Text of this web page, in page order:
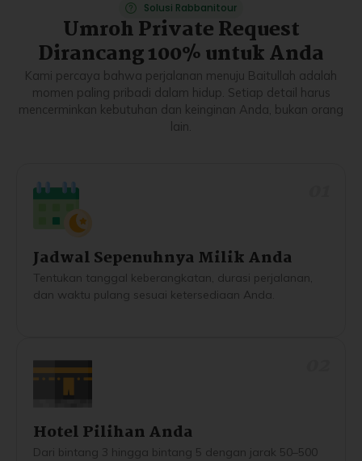
Solusi Rabbanitour
Umroh Private Request
Dirancang 100% untuk Anda
Kami percaya bahwa perjalanan menuju Baitullah adalah
momen paling pribadi dalam hidup. Setiap detail harus
mencerminkan kebutuhan dan keinginan Anda, bukan orang
lain.
Jadwal Sepenuhnya Milik Anda
Tentukan tanggal keberangkatan, durasi perjalanan,
dan waktu pulang sesuai ketersediaan Anda.
Hotel Pilihan Anda
Dari bintang 3 hingga bintang 5 dengan jarak 50–500